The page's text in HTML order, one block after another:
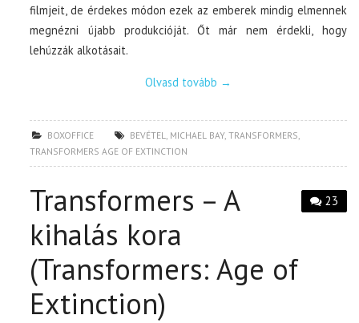
filmjeit, de érdekes módon ezek az emberek mindig elmennek
megnézni újabb produkcióját. Őt már nem érdekli, hogy
lehúzzák alkotásait.
Olvasd tovább →
BOXOFFICE BEVÉTEL, MICHAEL BAY,TRANSFORMERS,
TRANSFORMERS AGE OF EXTINCTION
23
Transformers – A
kihalás kora
(Transformers: Age of
Extinction)